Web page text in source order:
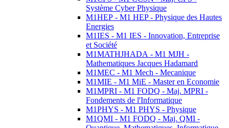
Système Cyber Physique
M1HEP - M1 HEP - Physique des Hautes
Energies
M1IES - M1 IES - Innovation, Entreprise
et Société
M1MATHJHADA - M1 MJH -
Mathematiques Jacques Hadamard
M1MEC - M1 Mech - Mecanique
M1MIE - M1 MiE - Master en Economie
M1MPRI - M1 FODQ - Maj. MPRI -
Fondements de l'Informatique
M1PHYS - M1 PHYS - Physique
M1QMI - M1 FODQ - Maj. QMI -